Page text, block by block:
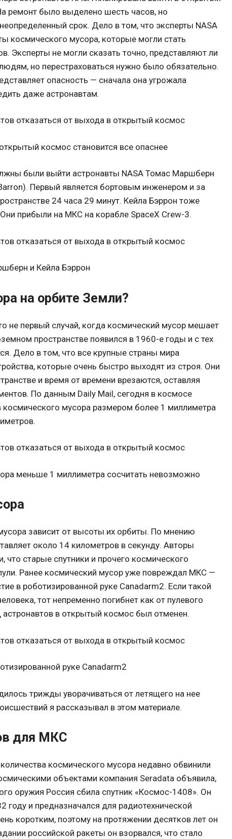
ремонт было выделено шесть часов, но
срок. Дело в том, что эксперты NASA
космического мусора, которые могли стать
Эксперты не могли сказать точно, представляют ли
но перестраховаться нужно было обязательно.
опасность — сначала она угрожала
даже астронавтам.
космос становится все опаснее
были выйти астронавты NASA Томас Маршберн
Первый является бортовым инженером и за
24 часа 29 минут. Кейла Бэррон тоже
прибыли на МКС на корабле SpaceX Crew-3.
и Кейла Бэррон
на орбите Земли?
не первый случай, когда космический мусор мешает
пространстве появился в 1960-е годы и с тех
Дело в том, что все крупные страны мира
которые очень быстро выходят из строя. Они
и время от времени врезаются, оставляя
По данным Daily Mail, сегодня в космосе
мусора размером более 1 миллиметра
меньше 1 миллиметра сосчитать невозможно
зависит от высоты их орбиты. По мнению
около 14 километров в секунду. Авторы
что старые спутники и прочего космического
Ранее космический мусор уже повреждал МКС —
в роботизированной руке Canadarm2. Если такой
тот непременно погибнет как от пулевого
астронавтов в открытый космос был отменен.
руке Canadarm2
трижды уворачиваться от летящего на нее
я рассказывал в этом материале.
для МКС
космического мусора недавно обвинили
объектами компания Seradata объявила,
оружия Россия сбила спутник «Космос-1408». Он
и предназначался для радиотехнической
коротким, поэтому на протяжении десятков лет он
российской ракеты он взорвался, что стало